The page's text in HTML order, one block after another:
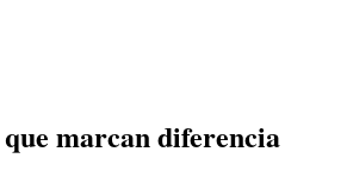
marcan diferencia